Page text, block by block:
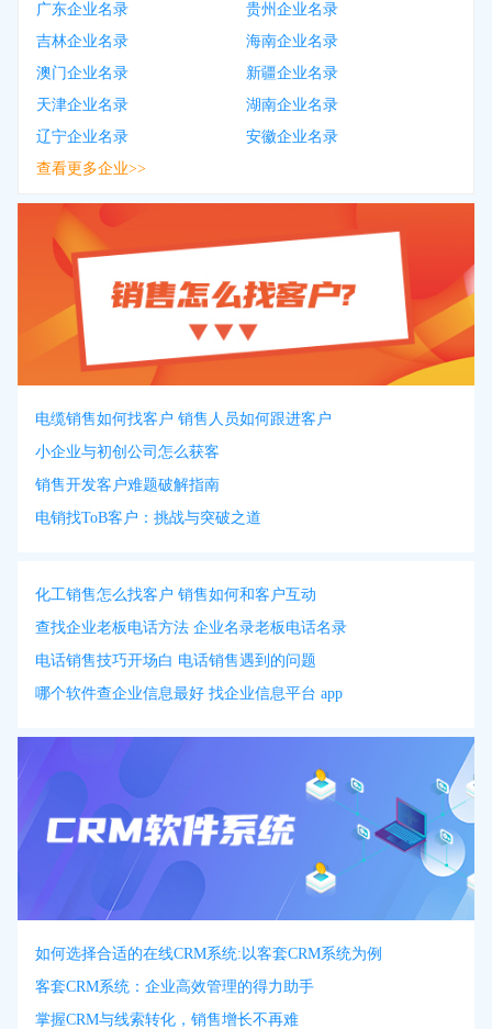
广东企业名录
贵州企业名录
吉林企业名录
海南企业名录
澳门企业名录
新疆企业名录
天津企业名录
湖南企业名录
辽宁企业名录
安徽企业名录
查看更多企业>>
电缆销售如何找客户 销售人员如何跟进客户
小企业与初创公司怎么获客
销售开发客户难题破解指南
电销找ToB客户：挑战与突破之道
化工销售怎么找客户 销售如何和客户互动
查找企业老板电话方法 企业名录老板电话名录
电话销售技巧开场白 电话销售遇到的问题
哪个软件查企业信息最好 找企业信息平台 app
如何选择合适的在线CRM系统:以客套CRM系统为例
客套CRM系统：企业高效管理的得力助手
掌握CRM与线索转化，销售增长不再难